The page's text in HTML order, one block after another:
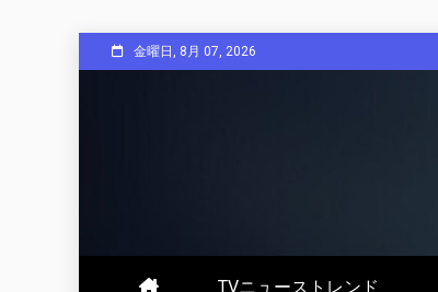
to
金曜日, 8月 07, 2026
TVニューストレンド